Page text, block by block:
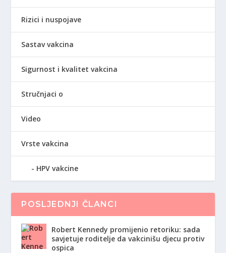
Rizici i nuspojave
Sastav vakcina
Sigurnost i kvalitet vakcina
Stručnjaci o
Video
Vrste vakcina
HPV vakcine
POSLJEDNJI ČLANCI
Robert Kennedy promijenio retoriku: sada
savjetuje roditelje da vakcinišu djecu protiv
ospica